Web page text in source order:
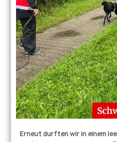
#rettungshundestaffel
Erneut durften wir in einem